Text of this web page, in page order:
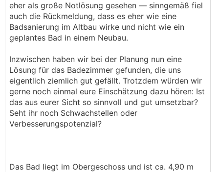
eher als große Notlösung gesehen — sinngemäß fiel
auch die Rückmeldung, dass es eher wie eine
Badsanierung im Altbau wirke und nicht wie ein
geplantes Bad in einem Neubau.
Inzwischen haben wir bei der Planung nun eine
Lösung für das Badezimmer gefunden, die uns
eigentlich ziemlich gut gefällt. Trotzdem würden wir
gerne noch einmal eure Einschätzung dazu hören: Ist
das aus eurer Sicht so sinnvoll und gut umsetzbar?
Seht ihr noch Schwachstellen oder
Verbesserungspotenzial?
Das Bad liegt im Obergeschoss und ist ca. 4,90 m